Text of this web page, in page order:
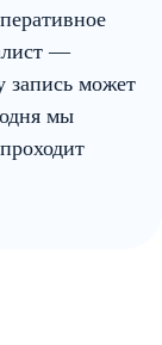
—
запись может
мы